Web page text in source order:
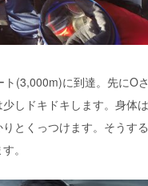
ト(3,000m)に到達。先にO
少しドキドキします。身体
とくっつけます。そうす
。